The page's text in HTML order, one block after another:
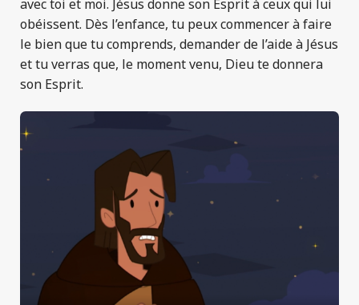
avec toi et moi. Jésus donne son Esprit à ceux qui lui
obéissent. Dès l’enfance, tu peux commencer à faire
le bien que tu comprends, demander de l’aide à Jésus
et tu verras que, le moment venu, Dieu te donnera
son Esprit.